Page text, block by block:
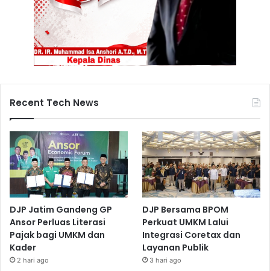
Recent Tech News
DJP Jatim Gandeng GP
Ansor Perluas Literasi
Pajak bagi UMKM dan
Kader
2 hari ago
DJP Bersama BPOM
Perkuat UMKM Lalui
Integrasi Coretax dan
Layanan Publik
3 hari ago